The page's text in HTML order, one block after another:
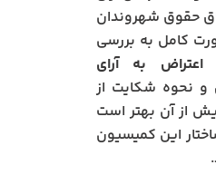
حقوق شهروندان
کامل به بررسی
اعتراض به آرای
و نحوه شکایت از
از آن بهتر است
این کمیسیون